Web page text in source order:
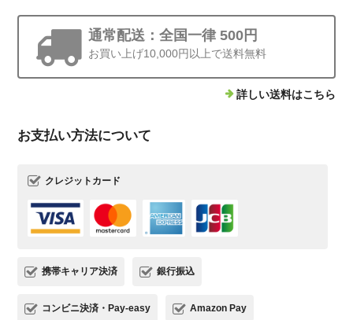
通常配送：全国一律 500円
お買い上げ10,000円以上で送料無料
詳しい送料はこちら
お支払い方法について
クレジットカード
携帯キャリア決済 銀行振込
コンビニ決済・Pay-easy Amazon Pay